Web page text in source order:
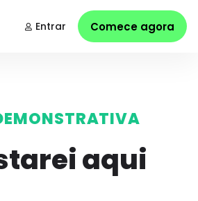
Entrar Comece agora
aqui